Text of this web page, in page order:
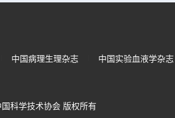
中国病理生理杂志
中国实验血液学杂志
科学技术协会 版权所有